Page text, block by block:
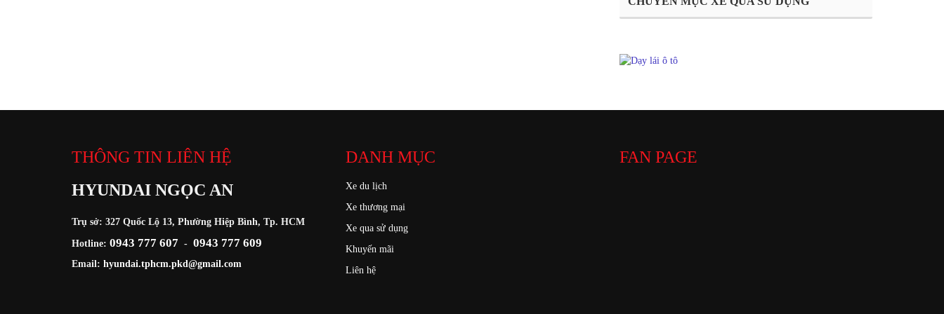
THÔNG TIN LIÊN HỆ
HYUNDAI NGỌC AN
Trụ sở: 327 Quốc Lộ 13, Phường Hiệp Bình, Tp. HCM
Hotline: 0943 777 607 - 0943 777 609
Email: hyundai.tphcm.pkd@gmail.com
DANH MỤC
Xe du lịch
Xe thương mại
Xe qua sử dụng
Khuyến mãi
Liên hệ
FAN PAGE